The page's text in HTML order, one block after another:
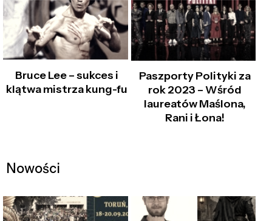
Bruce Lee – sukces i
klątwa mistrza kung-fu
Paszporty Polityki za
rok 2023 – Wśród
laureatów Maślona,
Rani i Łona!
Nowości